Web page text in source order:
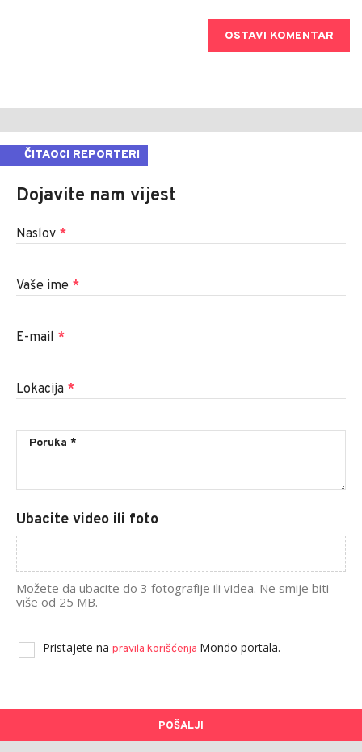
OSTAVI KOMENTAR
ČITAOCI REPORTERI
Dojavite nam vijest
Naslov *
Vaše ime *
E-mail *
Lokacija *
Ubacite video ili foto
Možete da ubacite do 3 fotografije ili videa. Ne smije biti
više od 25 MB.
Pristajete na pravila korišćenja Mondo portala.
POŠALJI